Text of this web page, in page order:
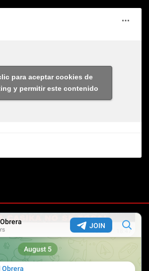
para aceptar cookies de
y permitir este contenido